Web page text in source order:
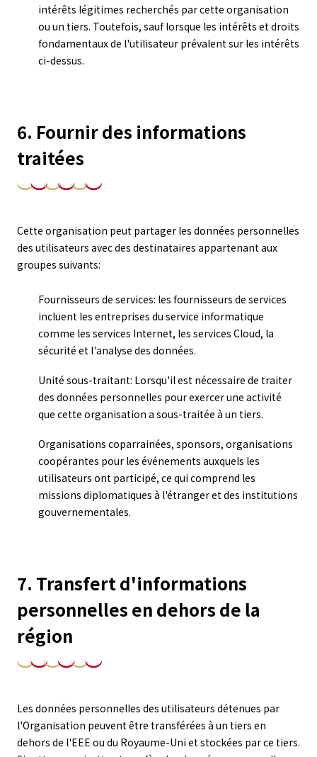
intérêts légitimes recherchés par cette organisation
ou un tiers. Toutefois, sauf lorsque les intérêts et droits
fondamentaux de l'utilisateur prévalent sur les intérêts
ci-dessus.
6. Fournir des informations
traitées
Cette organisation peut partager les données personnelles
des utilisateurs avec des destinataires appartenant aux
groupes suivants:
Fournisseurs de services: les fournisseurs de services
incluent les entreprises du service informatique
comme les services Internet, les services Cloud, la
sécurité et l'analyse des données.
Unité sous-traitant: Lorsqu'il est nécessaire de traiter
des données personnelles pour exercer une activité
que cette organisation a sous-traitée à un tiers.
Organisations coparrainées, sponsors, organisations
coopérantes pour les événements auxquels les
utilisateurs ont participé, ce qui comprend les
missions diplomatiques à l'étranger et des institutions
gouvernementales.
7. Transfert d'informations
personnelles en dehors de la
région
Les données personnelles des utilisateurs détenues par
l'Organisation peuvent être transférées à un tiers en
dehors de l'EEE ou du Royaume-Uni et stockées par ce tiers.